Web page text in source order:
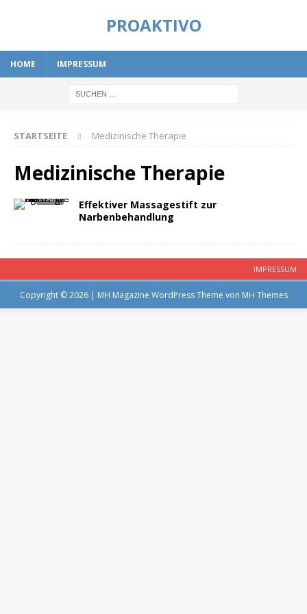
PROAKTIVO
HOME IMPRESSUM
STARTSEITE Medizinische Therapie
Medizinische Therapie
Effektiver Massagestift zur
Narbenbehandlung
IMPRESSUM
Copyright © 2026 | MH Magazine WordPress Theme von MH Themes